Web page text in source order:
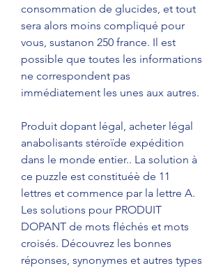
consommation de glucides, et tout
sera alors moins compliqué pour
vous, sustanon 250 france. Il est
possible que toutes les informations
ne correspondent pas
immédiatement les unes aux autres.
Produit dopant légal, acheter légal
anabolisants stéroïde expédition
dans le monde entier.. La solution à
ce puzzle est constituéè de 11
lettres et commence par la lettre A.
Les solutions pour PRODUIT
DOPANT de mots fléchés et mots
croisés. Découvrez les bonnes
réponses, synonymes et autres types